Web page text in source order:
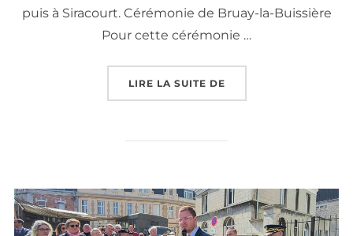
puis à Siracourt. Cérémonie de Bruay-la-Buissière
Pour cette cérémonie …
LIRE LA SUITE DE« COMMÉMORATIONS